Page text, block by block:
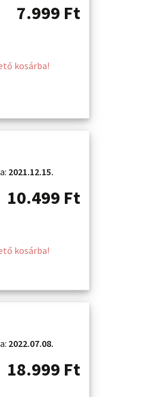
7.999 Ft
kosárba!
2021.12.15.
10.499 Ft
kosárba!
2022.07.08.
18.999 Ft